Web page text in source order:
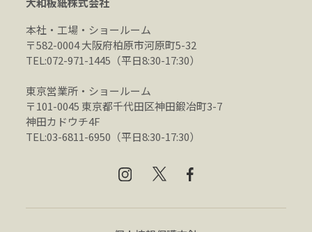
本社・工場・ショールーム
〒582-0004 大阪府柏原市河原町5-32
TEL:072-971-1445（平日8:30-17:30）
東京営業所・ショールーム
〒101-0045 東京都千代田区神田鍛冶町3-7
神田カドウチ4F
TEL:03-6811-6950（平日8:30-17:30）